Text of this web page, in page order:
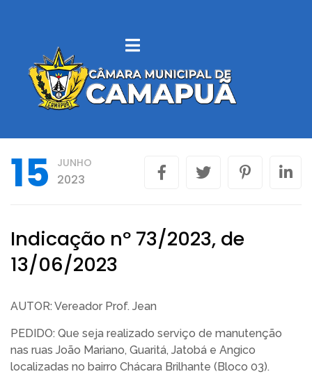
SOBRE
CAMAPUÃ
LEGISLAÇÃO
MUNICIPAL
INTERNO
LICITAÇÕES
PORTAL
TRANSPARÊNCIA
LEGISLATIVO
15 JUNHO
2023
Indicação nº 73/2023, de
13/06/2023
AUTOR: Vereador Prof. Jean
PEDIDO: Que seja realizado serviço de manutenção
nas ruas João Mariano, Guaritá, Jatobá e Angico
localizadas no bairro Chácara Brilhante (Bloco 03).